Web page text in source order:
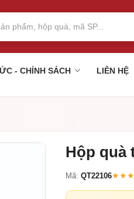
- CHÍNH SÁCH LIÊN HỆ
Hộp quà
Mã:QT22106